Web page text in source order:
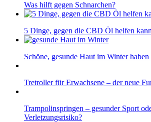
Was hilft gegen Schnarchen?
5 Dinge, gegen die CBD Öl helfen kann
Schöne, gesunde Haut im Winter
Tretroller für Erwachsene – der neue
Trampolinspringen – gesunder Sport
Verletzungsrisiko?